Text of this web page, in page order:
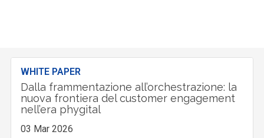
WHITE PAPER
Dalla frammentazione all’orchestrazione: la
nuova frontiera del customer engagement
nell’era phygital
03 Mar 2026